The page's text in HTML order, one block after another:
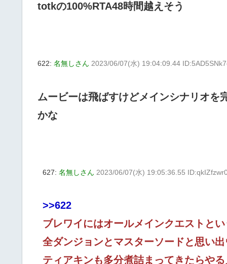
totkの100%RTA48時間越えそう
622: 名無しさん 2023/06/07(水) 19:04:09.44
ムービーは飛ばすけどメインシナリオを
かな
627: 名無しさん 2023/06/07(水) 19:05:36.55
>>622
ブレワイにはオールメインクエストと
全ダンジョンとマスターソードと思い
ティアキンも多分煮詰まってきたらや